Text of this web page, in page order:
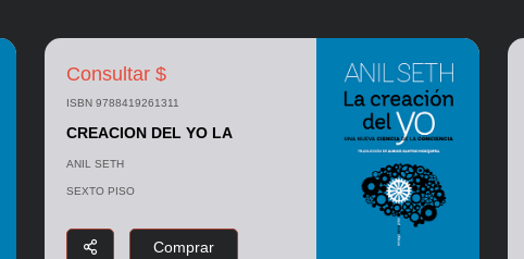
Consultar $
ISBN 9788419261311
CREACION DEL YO LA
ANIL SETH
SEXTO PISO
Comprar